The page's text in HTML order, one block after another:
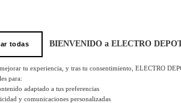
todas BIENVENIDO a ELECTRO
tu experiencia, y tras tu consentimiento, ELECTRO
para:
adaptado a tus preferencias
y comunicaciones personalizadas